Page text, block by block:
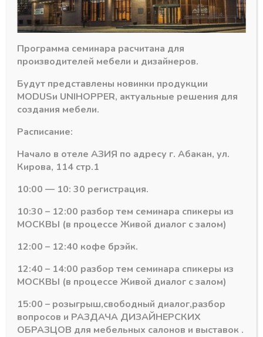
Похожие товары
Стопор верхний
двусторонним
скотчем)
23,05 ₽
Артикул:
Уплотнитель для
горизонтов серии
профилей 161, 162,
53,24₽
Артикул:Премиум №4
Программа семинара расчитана для
производителей мебели и дизайнеров.
Будут представлены новинки продукции
MODUSи UNIHOPPER, актуальные решения для
создания мебели.
Расписание:
Начало в отеле АЗИЯ по адресу г. Абакан, ул.
Кирова, 114 стр.1
10:00 — 10: 30 регистрация.
10:30 – 12:00 разбор тем семинара спикеры из
МОСКВЫ (в процессе Живой диалог с залом)
12:00 – 12:40 кофе брэйк.
12:40 – 14:00 разбор тем семинара спикеры из
МОСКВЫ (в процессе Живой диалог с залом)
15:00 – розыгрыш,свободный диалог,разбор
вопросов и РАЗДАЧА ДИЗАЙНЕРСКИХ
ОБРАЗЦОВ для мебельных салонов и выставок .